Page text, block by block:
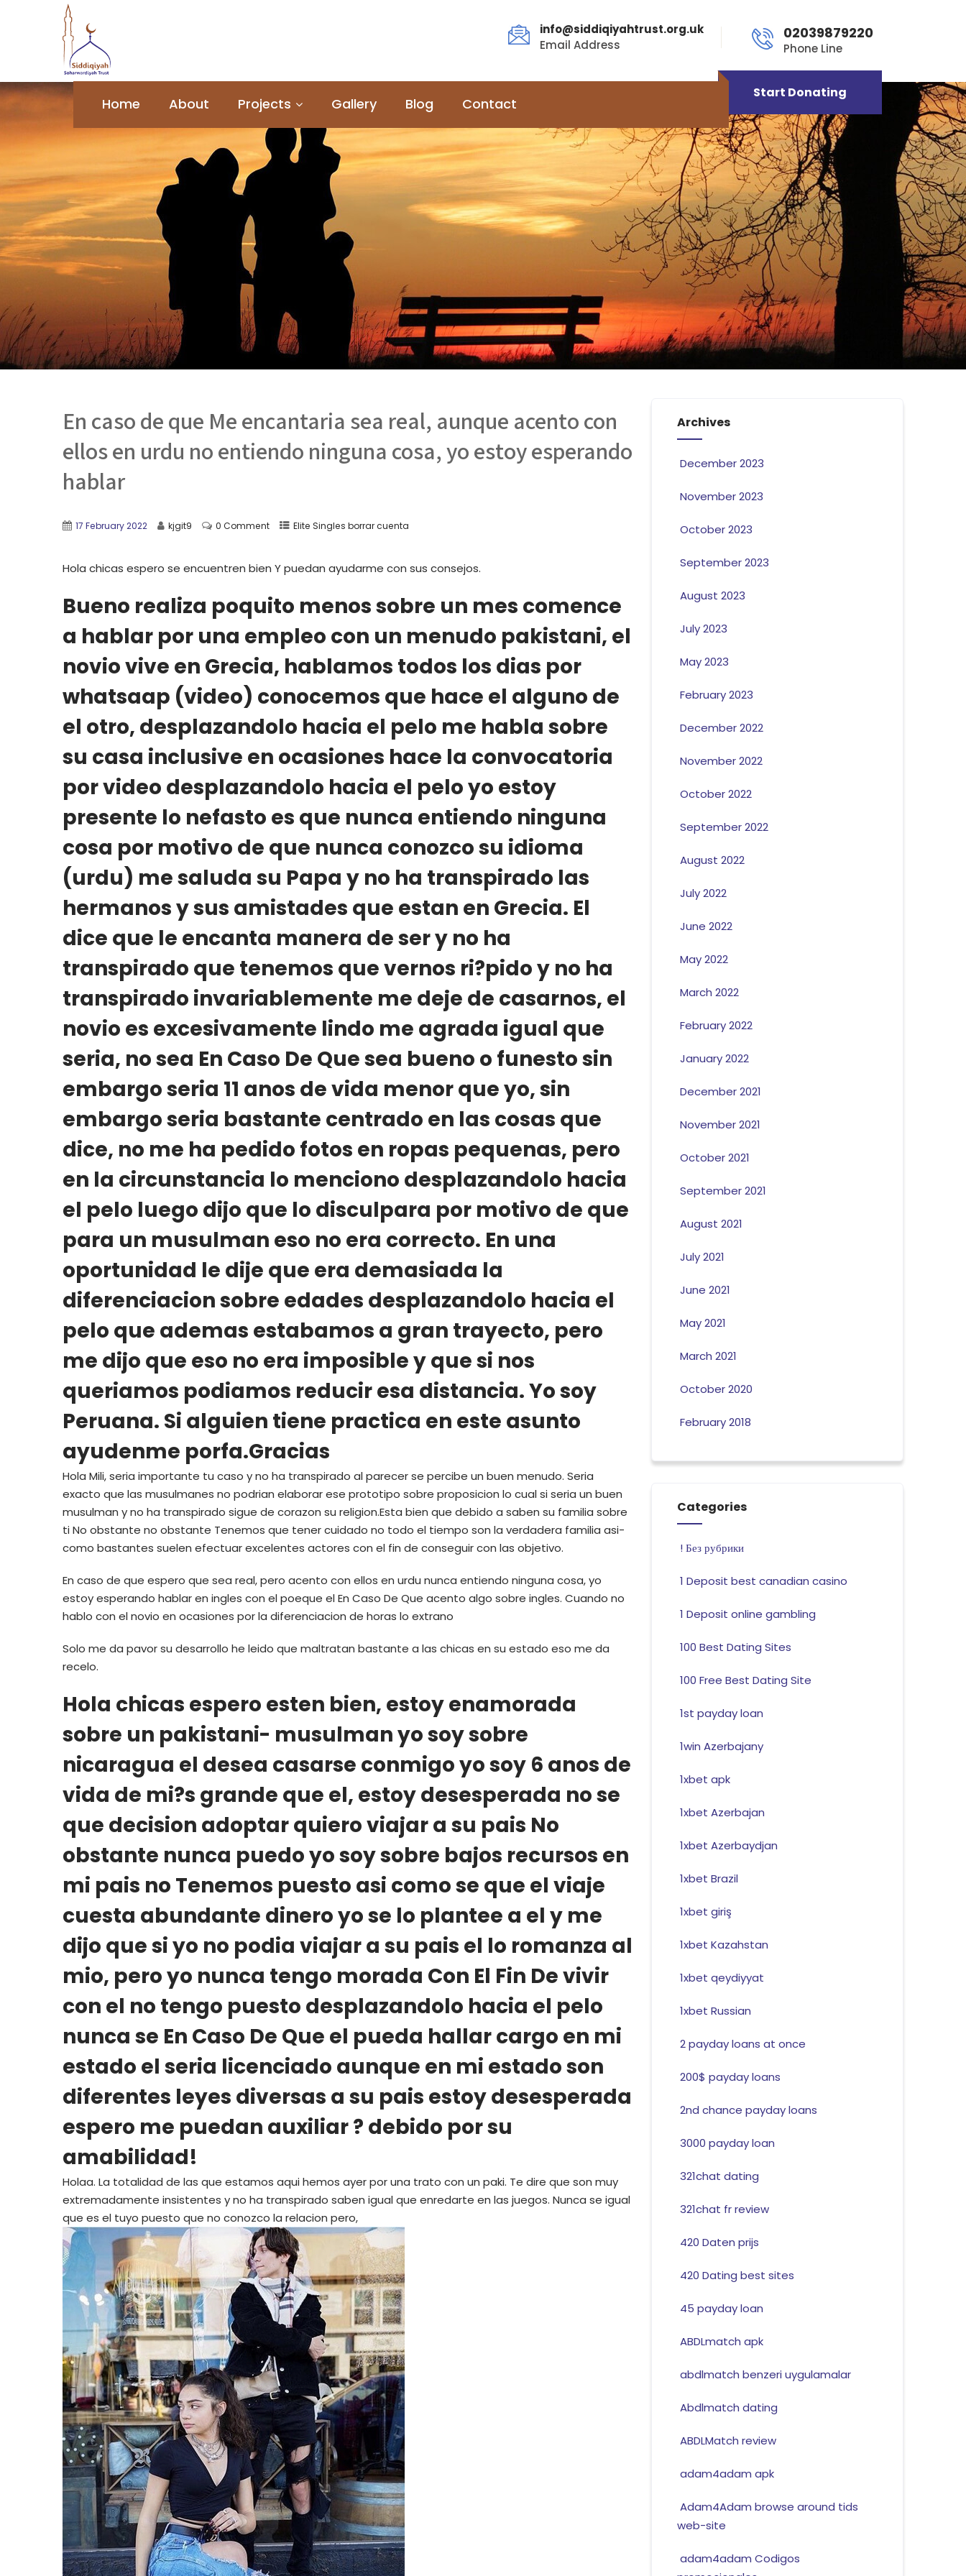
info@siddiqiyahtrust.org.uk
Email Address
02039879220
Phone Line
Home About Projects Gallery Blog Contact
Start Donating
En caso de que Me encantari­a sea real, aunque acento con
ellos en urdu no entiendo ninguna cosa, yo estoy esperando
hablar
17 February 2022 kjgit9 0 Comment Elite Singles borrar cuenta
Hola chicas espero se encuentren bien Y puedan ayudarme con sus consejos.
Bueno realiza poquito menos sobre un mes comence
a hablar por una empleo con un menudo pakistani, el
novio vive en Grecia, hablamos todos los dias por
whatsaap (video) conocemos que hace el alguno de
el otro, desplazandolo hacia el pelo me habla sobre
su casa inclusive en ocasiones hace la convocatoria
por video desplazandolo hacia el pelo yo estoy
presente lo nefasto es que nunca entiendo ninguna
cosa por motivo de que nunca conozco su idioma
(urdu) me saluda su Papa y no ha transpirado las
hermanos y sus amistades que estan en Grecia. El
dice que le encanta manera de ser y no ha
transpirado que tenemos que vernos ri?pido y no ha
transpirado invariablemente me deje de casarnos, el
novio es excesivamente lindo me agrada igual que
seri­a, no sea En Caso De Que sea bueno o funesto sin
embargo seri­a 11 anos de vida menor que yo, sin
embargo seri­a bastante centrado en las cosas que
dice, no me ha pedido fotos en ropas pequenas, pero
en la circunstancia lo menciono desplazandolo hacia
el pelo luego dijo que lo disculpara por motivo de que
para un musulman eso no era correcto. En una
oportunidad le dije que era demasiada la
diferenciacion sobre edades desplazandolo hacia el
pelo que ademas estabamos a gran trayecto, pero
me dijo que eso no era imposible y que si nos
queriamos podiamos reducir esa distancia. Yo soy
Peruana. Si alguien tiene practica en este asunto
ayudenme porfa.Gracias
Hola Mili, seri­a importante tu caso y no ha transpirado al parecer se percibe un buen menudo. Seri­a
exacto que las musulmanes no podri­an elaborar ese prototipo sobre proposicion lo cual si seri­a un buen
musulman y no ha transpirado sigue de corazon su religion.Esta bien que debido a saben su familia sobre
ti No obstante no obstante Tenemos que tener cuidado no todo el tiempo son la verdadera familia asi­
como bastantes suelen efectuar excelentes actores con el fin de conseguir con las objetivo.
En caso de que espero que sea real, pero acento con ellos en urdu nunca entiendo ninguna cosa, yo
estoy esperando hablar en ingles con el poeque el En Caso De Que acento algo sobre ingles. Cuando no
hablo con el novio en ocasiones por la diferenciacion de horas lo extrano
Solo me da pavor su desarrollo he leido que maltratan bastante a las chicas en su estado eso me da
recelo.
Hola chicas espero esten bien, estoy enamorada
sobre un pakistani- musulman yo soy sobre
nicaragua el desea casarse conmigo yo soy 6 anos de
vida de mi?s grande que el, estoy desesperada no se
que decision adoptar quiero viajar a su pais No
obstante nunca puedo yo soy sobre bajos recursos en
mi pais no Tenemos puesto asi­ como se que el viaje
cuesta abundante dinero yo se lo plantee a el y me
dijo que si yo no podia viajar a su pais el lo romanza al
mio, pero yo nunca tengo morada Con El Fin De vivir
con el no tengo puesto desplazandolo hacia el pelo
nunca se En Caso De Que el pueda hallar cargo en mi
estado el seri­a licenciado aunque en mi estado son
diferentes leyes diversas a su pais estoy desesperada
espero me puedan auxiliar ? debido por su
amabilidad!
Holaa. La totalidad de las que estamos aqui hemos ayer por una trato con un paki. Te dire que son muy
extremadamente insistentes y no ha transpirado saben igual que enredarte en las juegos. Nunca se igual
que es el tuyo puesto que no conozco la relacion pero,
Archives
December 2023
November 2023
October 2023
September 2023
August 2023
July 2023
May 2023
February 2023
December 2022
November 2022
October 2022
September 2022
August 2022
July 2022
June 2022
May 2022
March 2022
February 2022
January 2022
December 2021
November 2021
October 2021
September 2021
August 2021
July 2021
June 2021
May 2021
March 2021
October 2020
February 2018
Categories
! Без рубрики
1 Deposit best canadian casino
1 Deposit online gambling
100 Best Dating Sites
100 Free Best Dating Site
1st payday loan
1win Azerbajany
1xbet apk
1xbet Azerbajan
1xbet Azerbaydjan
1xbet Brazil
1xbet giriş
1xbet Kazahstan
1xbet qeydiyyat
1xbet Russian
2 payday loans at once
200$ payday loans
2nd chance payday loans
3000 payday loan
321chat dating
321chat fr review
420 Daten prijs
420 Dating best sites
45 payday loan
ABDLmatch apk
abdlmatch benzeri uygulamalar
Abdlmatch dating
ABDLMatch review
adam4adam apk
Adam4Adam browse around tids
web-site
adam4adam Codigos